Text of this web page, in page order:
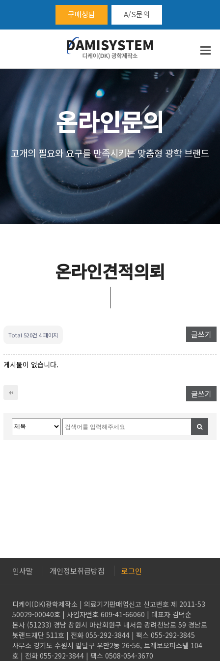
구매상담 A/S문의
온라인문의
고개의 필요와 요구를 만족시키는 맞춤형 광학 브랜드
온라인견적의뢰
Total 520건 4 페이지 글쓰기
게시물이 없습니다.
글쓰기
인사말 개인정보취급방침 로그인
디케이(DK)광학제작소 | 의료기기판매업신고 신고번호 제 2011-53
50029-00040호 | 사업자번호 609-41-66060 | 대표자 김덕순
본사 (51233) 경남 창원시 마산회원구 내서읍 광려천남로 59 경남로
봇랜드재단 511호 | 전화 055-292-3844 | 팩스 055-292-3845
사무소 경기도 수원시 팔달구 우만2동 26-56, 트레보오피스텔 104
호 | 전화 055-292-3844 | 팩스 0508-054-3670